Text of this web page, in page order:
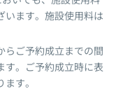
います。施設使用料は
らご予約成立までの間
す。ご予約成立時に表
す。